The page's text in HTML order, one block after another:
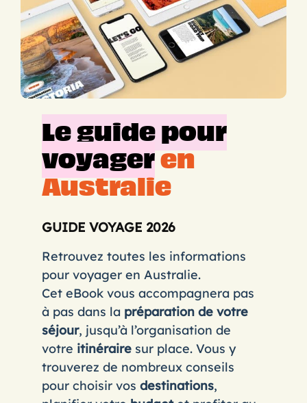
Le guide pour
voyageren
Australie
GUIDE VOYAGE 2026
Retrouvez toutes les informations
pour voyager en Australie.
Cet eBook vous accompagnera pas
à pas dans la préparation de votre
séjour, jusqu’à l’organisation de
votre itinéraire sur place. Vous y
trouverez de nombreux conseils
pour choisir vosdestinations,